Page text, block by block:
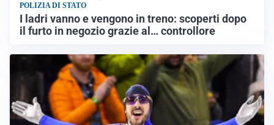
POLIZIA DI STATO
I ladri vanno e vengono in treno: scoperti dopo
il furto in negozio grazie al… controllore